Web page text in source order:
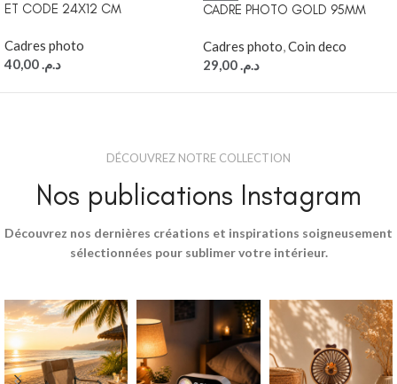
ET CODE 24X12 CM
Cadres photo
د.م.
CADRE PHOTO GOLD 95MM
Cadres photo,Coin deco
د.م.
DÉCOUVREZ NOTRE COLLECTION
Nos publications Instagram
Découvrez nos dernières créations et inspirations soigneusement
sélectionnées pour sublimer votre intérieur.